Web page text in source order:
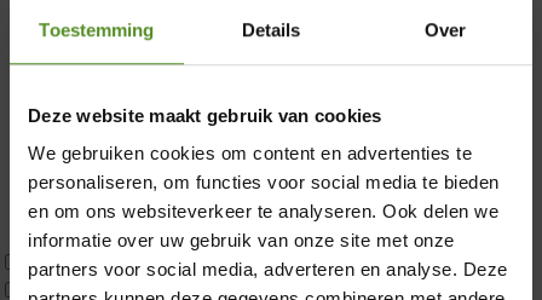
Toestemming Details Over
Deze website maakt gebruik van cookies
We gebruiken cookies om content en advertenties te
personaliseren, om functies voor social media te bieden
en om ons websiteverkeer te analyseren. Ook delen we
informatie over uw gebruik van onze site met onze
partners voor social media, adverteren en analyse. Deze
1 persoon
2 personen
Twijfelaar
Materiaal
Koudschuim
Latex
Traagschuim
Tweepersoons 1 kern
Tweepersoons 1 kern product